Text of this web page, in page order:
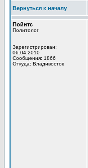
Вернуться к началу
Пойнтс
Политолог
Зарегистрирован:
06.04.2010
Сообщения: 1866
Откуда: Владивосток